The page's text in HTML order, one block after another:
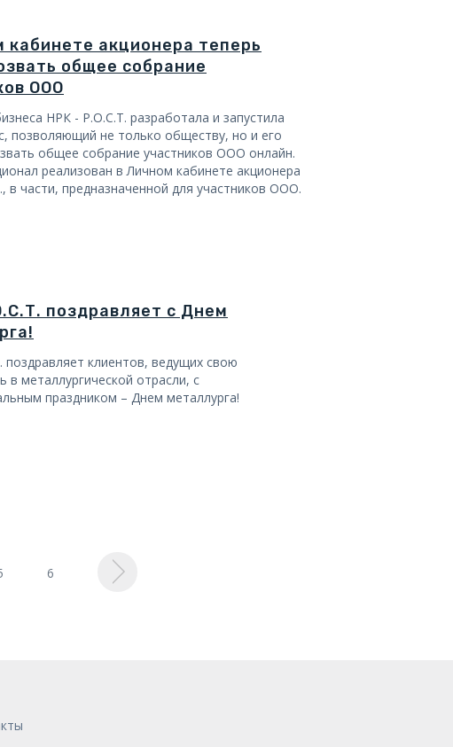
кабинете акционера теперь
общее собрание
ООО
НРК - Р.О.С.Т. разработала и запустила
позволяющий не только обществу, но и его
общее собрание участников ООО онлайн.
реализован в Личном кабинете акционера
в части, предназначенной для участников ООО.
поздравляет с Днем
клиентов, ведущих свою
в металлургической отрасли, с
праздником – Днем металлурга!
6